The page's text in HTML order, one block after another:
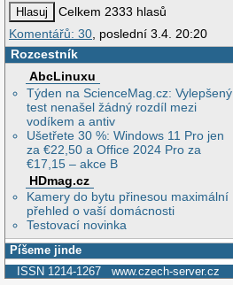
Celkem 2333 hlasů
Komentářů: 30, poslední 3.4. 20:20
Rozcestník
AbcLinuxu
Týden na ScienceMag.cz: Vylepšený
test nenašel žádný rozdíl mezi
vodíkem a antiv
Ušetřete 30 %: Windows 11 Pro jen
za €22,50 a Office 2024 Pro za
€17,15 – akce B
HDmag.cz
Kamery do bytu přinesou maximální
přehled o vaší domácnosti
Testovací novinka
Píšeme jinde
ISSN 1214-1267 www.czech-server.cz